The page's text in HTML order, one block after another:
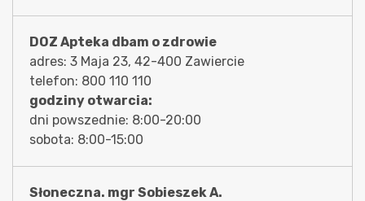
DOZ Apteka dbam o zdrowie
adres: 3 Maja 23, 42-400 Zawiercie
telefon: 800 110 110
godziny otwarcia:
dni powszednie: 8:00-20:00
sobota: 8:00-15:00
Słoneczna. mgr Sobieszek A.